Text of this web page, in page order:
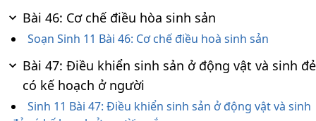
Bài 46: Cơ chế điều hòa sinh sản
Soạn Sinh 11 Bài 46: Cơ chế điều hoà sinh sản
Bài 47: Điều khiển sinh sản ở động vật và sinh đẻ
có kế hoạch ở người
Sinh 11 Bài 47: Điều khiển sinh sản ở động vật và sinh